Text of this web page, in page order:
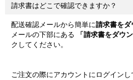
請求書はどこで確認できますか？
配送確認メールから簡単に請求書をダ
メールの下部にある
「請求書をダウ
クしてください。
ご注文の際にアカウントにログイン